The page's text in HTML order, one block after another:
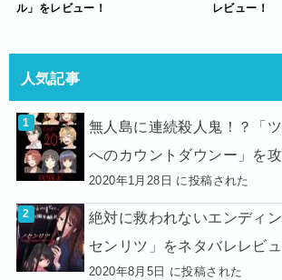
ル」をレビュー！
レビュー！
人気記事
無人島に連続殺人鬼！？「
へのカウントダウンー」を
2020年1月28日 に投稿された
絶対に救われないエンディ
センリツ」をネタバレレビュ
2020年8月5日 に投稿された